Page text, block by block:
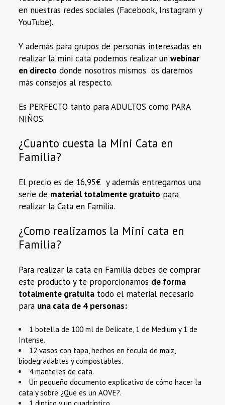
en nuestras redes sociales (Facebook, Instagram y
YouTube).
Y además para grupos de personas interesadas en
realizar la mini cata podemos realizar unwebinar
en directo donde nosotros mismos os daremos
más consejos al respecto.
Es PERFECTO tanto para ADULTOS como PARA
NIÑOS.
¿Cuanto cuesta la Mini Cata en
Familia?
El precio es de 16,95€ y además entregamos una
serie de material totalmente gratuito para
realizar la Cata en Familia.
¿Como realizamos la Mini cata en
Familia?
Para realizar la cata en Familia debes de comprar
este producto y te proporcionamos de forma
totalmente gratuita todo el material necesario
para una cata de 4 personas:
1 botella de 100 ml de Delicate, 1 de Medium y 1 de
Intense.
12 vasos con tapa, hechos en fecula de maiz,
biodegradables y compostables.
4 manteles de cata.
Un pequeño documento explicativo de cómo hacer la
cata y sobre ¿Que es un AOVE?.